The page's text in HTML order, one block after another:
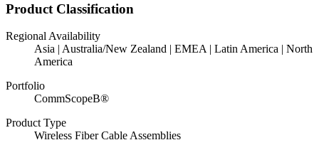
Product Classification
Regional Availability
Asia | Australia/New Zealand | EMEA | Latin America | North
America
Portfolio
CommScopeВ®
Product Type
Wireless Fiber Cable Assemblies